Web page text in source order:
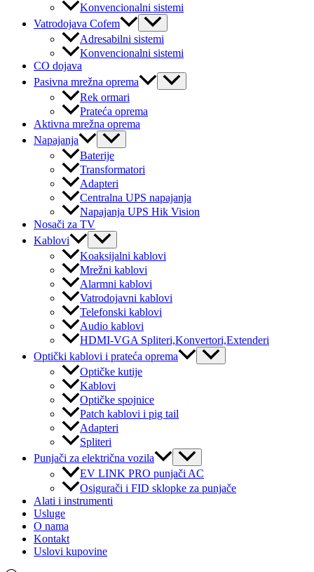
Konvencionalni sistemi
Vatrodojava Cofem
Menu
Toggle
Adresabilni sistemi
Konvencionalni sistemi
CO dojava
Pasivna mrežna oprema
Menu
Toggle
Rek ormari
Prateća oprema
Aktivna mrežna oprema
Napajanja
Menu
Toggle
Baterije
Transformatori
Adapteri
Centralna UPS napajanja
Napajanja UPS Hik Vision
Nosači za TV
Kablovi
Menu
Toggle
Koaksijalni kablovi
Mrežni kablovi
Alarmni kablovi
Vatrodojavni kablovi
Telefonski kablovi
Audio kablovi
HDMI-VGA Spliteri,Konvertori,Extenderi
Optički kablovi i prateća oprema
Menu
Toggle
Optičke kutije
Kablovi
Optičke spojnice
Patch kablovi i pig tail
Adapteri
Spliteri
Punjači za električna vozila
Menu
Toggle
EV LINK PRO punjači AC
Osigurači i FID sklopke za punjače
Alati i instrumenti
Usluge
O nama
Kontakt
Uslovi kupovine